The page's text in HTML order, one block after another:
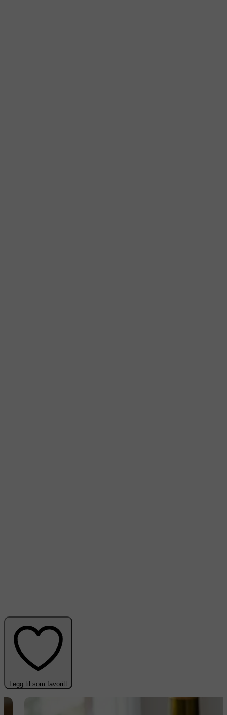
Legg til som favoritt